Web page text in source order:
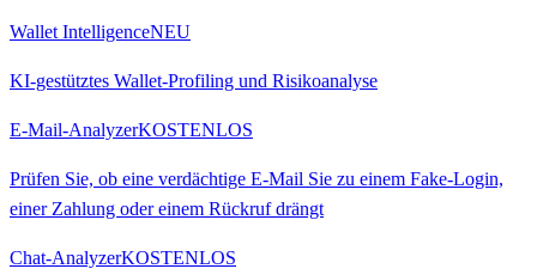
Wallet IntelligenceNEU
KI-gestütztes Wallet-Profiling und Risikoanalyse
E-Mail-AnalyzerKOSTENLOS
Prüfen Sie, ob eine verdächtige E-Mail Sie zu einem Fake-Login,
einer Zahlung oder einem Rückruf drängt
Chat-AnalyzerKOSTENLOS